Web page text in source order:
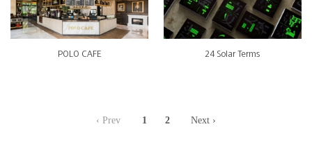
POLO CAFE 24 Solar Terms
‹ Prev 1 2 Next ›